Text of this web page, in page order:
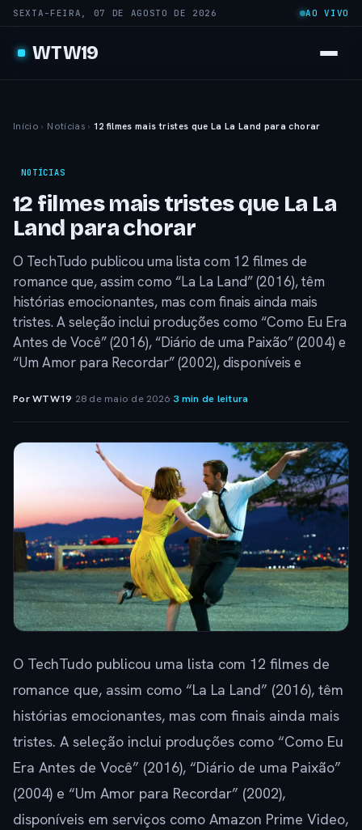
SEXTA-FEIRA, 07 DE AGOSTO DE 2026 AO VIVO
WTW19
Início › Notícias › 12 filmes mais tristes que La La Land para chorar
NOTÍCIAS
12 filmes mais tristes que La La
Land para chorar
O TechTudo publicou uma lista com 12 filmes de
romance que, assim como “La La Land” (2016), têm
histórias emocionantes, mas com finais ainda mais
tristes. A seleção inclui produções como “Como Eu Era
Antes de Você” (2016), “Diário de uma Paixão” (2004) e
“Um Amor para Recordar” (2002), disponíveis e
Por WTW19· 28 de maio de 2026·3 min de leitura
O TechTudo publicou uma lista com 12 filmes de
romance que, assim como “La La Land” (2016), têm
histórias emocionantes, mas com finais ainda mais
tristes. A seleção inclui produções como “Como Eu
Era Antes de Você” (2016), “Diário de uma Paixão”
(2004) e “Um Amor para Recordar” (2002),
disponíveis em serviços como Amazon Prime Video,